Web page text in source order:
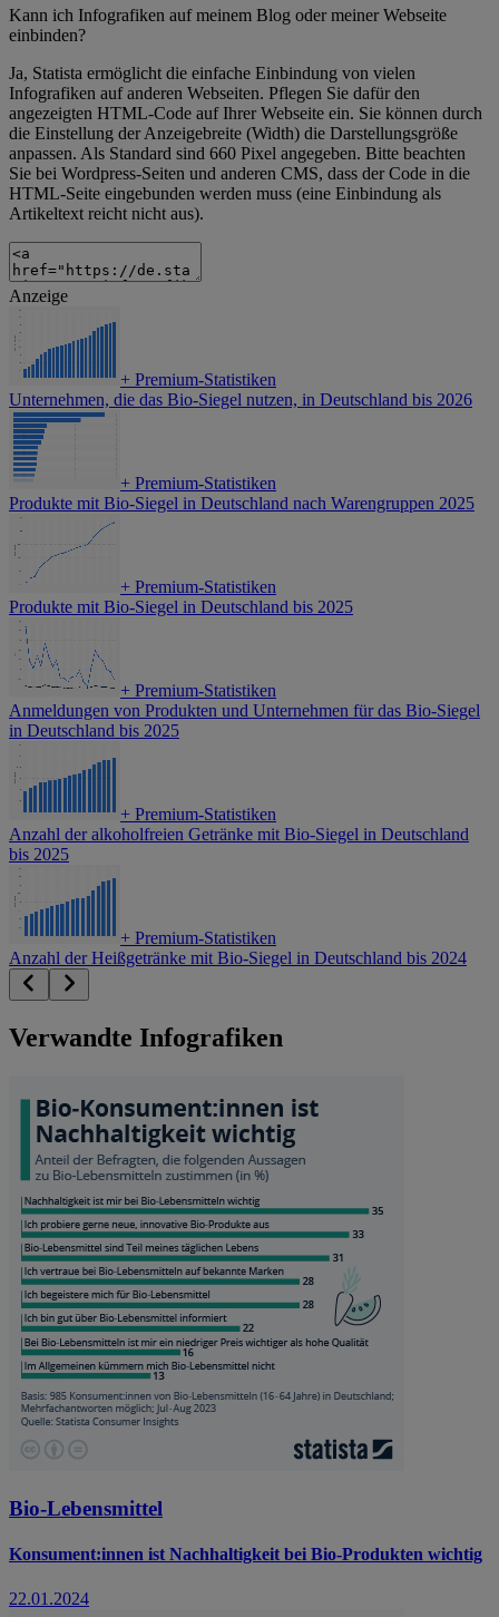
Kann ich Infografiken auf meinem Blog oder meiner Webseite
einbinden?
Ja, Statista ermöglicht die einfache Einbindung von vielen
Infografiken auf anderen Webseiten. Pflegen Sie dafür den
angezeigten HTML-Code auf Ihrer Webseite ein. Sie können durch
die Einstellung der Anzeigebreite (Width) die Darstellungsgröße
anpassen. Als Standard sind 660 Pixel angegeben. Bitte beachten
Sie bei Wordpress-Seiten und anderen CMS, dass der Code in die
HTML-Seite eingebunden werden muss (eine Einbindung als
Artikeltext reicht nicht aus).
Anzeige
+ Premium-Statistiken
Unternehmen, die das Bio-Siegel nutzen, in Deutschland bis 2026
+ Premium-Statistiken
Produkte mit Bio-Siegel in Deutschland nach Warengruppen 2025
+ Premium-Statistiken
Produkte mit Bio-Siegel in Deutschland bis 2025
+ Premium-Statistiken
Anmeldungen von Produkten und Unternehmen für das Bio-Siegel
in Deutschland bis 2025
+ Premium-Statistiken
Anzahl der alkoholfreien Getränke mit Bio-Siegel in Deutschland
bis 2025
+ Premium-Statistiken
Anzahl der Heißgetränke mit Bio-Siegel in Deutschland bis 2024
Verwandte Infografiken
Bio-Lebensmittel
Konsument:innen ist Nachhaltigkeit bei Bio-Produkten wichtig
22.01.2024